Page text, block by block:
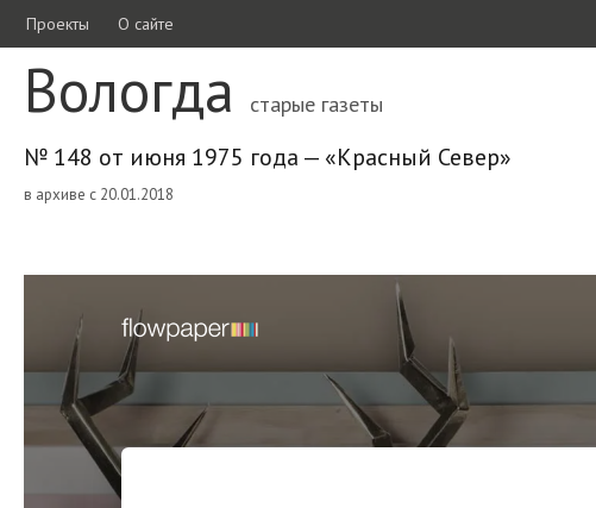
Проекты О сайте
Вологда старые газеты
№ 148 от июня 1975 года — «Красный Север»
в архиве с 20.01.2018